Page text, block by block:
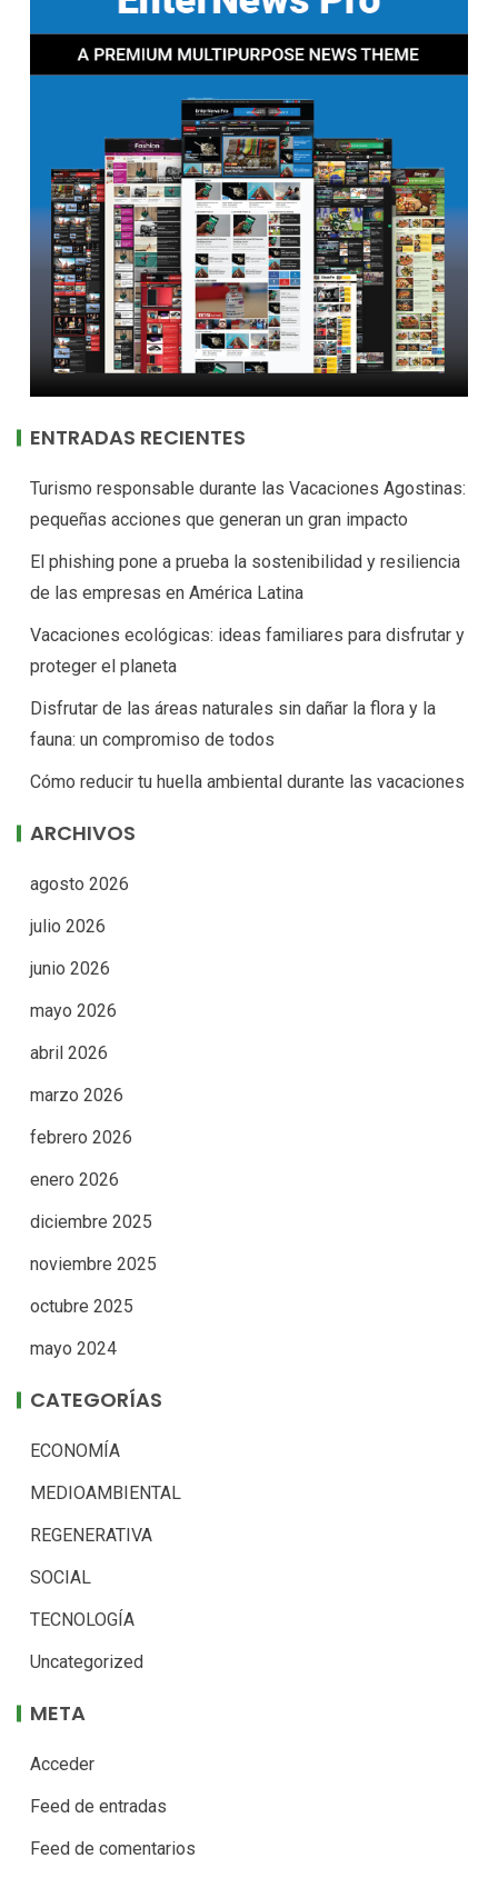
ENTRADAS RECIENTES
Turismo responsable durante las Vacaciones Agostinas:
pequeñas acciones que generan un gran impacto
El phishing pone a prueba la sostenibilidad y resiliencia
de las empresas en América Latina
Vacaciones ecológicas: ideas familiares para disfrutar y
proteger el planeta
Disfrutar de las áreas naturales sin dañar la flora y la
fauna: un compromiso de todos
Cómo reducir tu huella ambiental durante las vacaciones
ARCHIVOS
agosto 2026
julio 2026
junio 2026
mayo 2026
abril 2026
marzo 2026
febrero 2026
enero 2026
diciembre 2025
noviembre 2025
octubre 2025
mayo 2024
CATEGORÍAS
ECONOMÍA
MEDIOAMBIENTAL
REGENERATIVA
SOCIAL
TECNOLOGÍA
Uncategorized
META
Acceder
Feed de entradas
Feed de comentarios